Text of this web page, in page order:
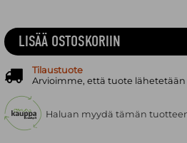
LISÄÄ OSTOSKORIIN
Tilaustuote
Arvioimme, että tuote lähetetään
Haluan myydä tämän